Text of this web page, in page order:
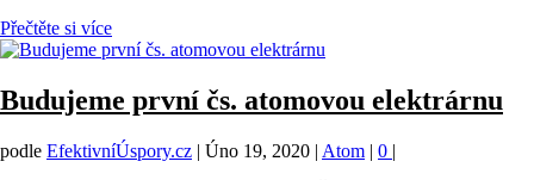
Přečtěte si více
Budujeme první čs. atomovou elektrárnu
podle EfektivníÚspory.cz | Úno 19, 2020 | Atom | 0 |